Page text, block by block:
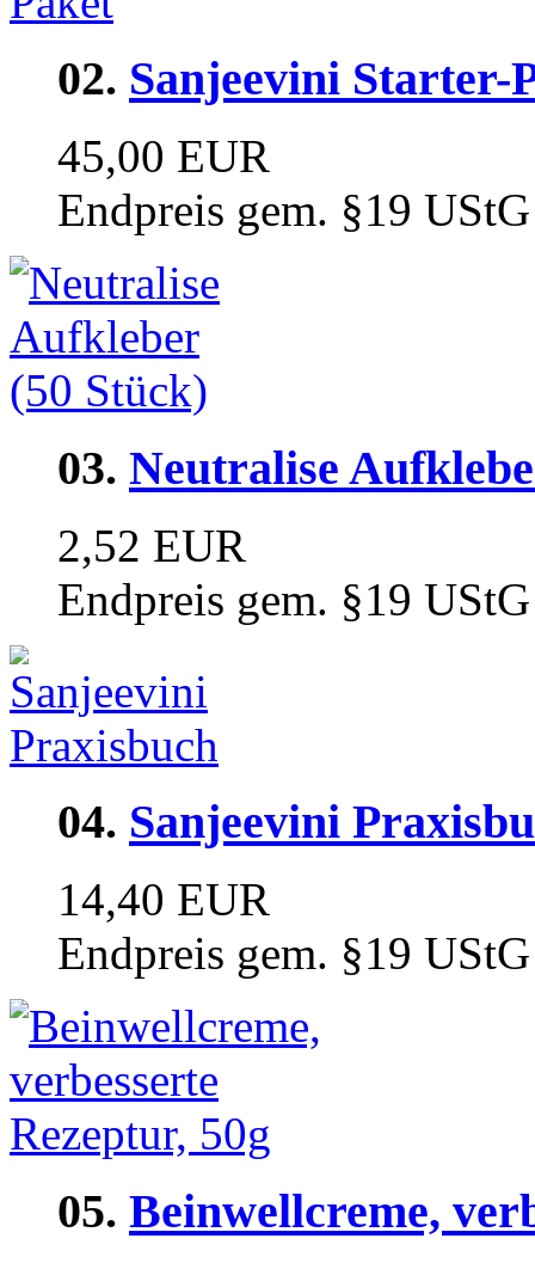
02. Sanjeevini Starter-
45,00 EUR
Endpreis gem. §19
03. Neutralise
2,52 EUR
Endpreis gem. §19
04. Sanjeevini
14,40 EUR
Endpreis gem. §19
05. Beinwellcreme,